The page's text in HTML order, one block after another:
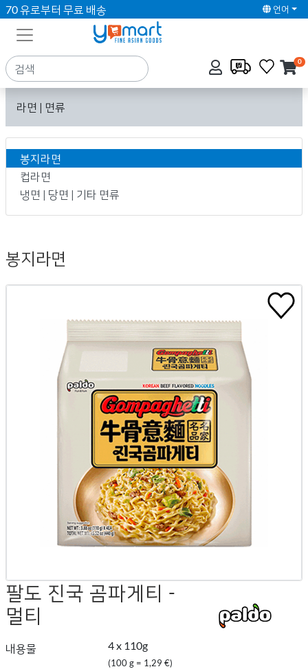
70 유로부터 무료 배송 언어
0
라면 | 면류
봉지라면
컵라면
냉면 | 당면 | 기타 면류
봉지라면
팔도 진국 곰파게티 -
멀티
내용물 4 x 110g
(100 g = 1,29 €)